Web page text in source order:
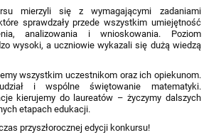
mierzyli się z wymagającymi zadaniami
sprawdzały przede wszystkim umiejętność
analizowania i wnioskowania. Poziom
wysoki, a uczniowie wykazali się dużą wiedzą
wszystkim uczestnikom oraz ich opiekunom.
i wspólne świętowanie matematyki.
kierujemy do laureatów – życzymy dalszych
etapach edukacji.
przyszłorocznej edycji konkursu!